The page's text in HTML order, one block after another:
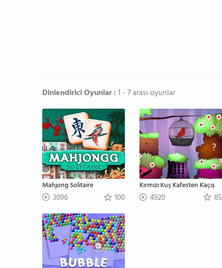
Dinlendirici Oyunlar :1 - 7 arası oyunlar
Mahjong Solitaire
3096 100
Kırmızı Kuş Kafesten Kaçış
4920 85